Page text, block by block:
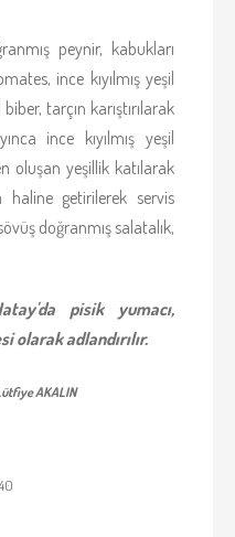
peynir, kabukları
ince kıyılmış yeşil
tarçın karıştırılarak
ince kıyılmış yeşil
oluşan yeşillik katılarak
haline getirilerek servis
doğranmış salatalık,
pisik yumacı,
olarak adlandırılır.
AKALIN